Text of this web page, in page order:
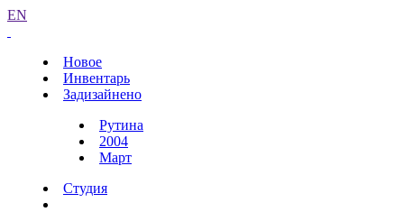
EN
Новое
Инвентарь
Задизайнено
Рутина
2004
Март
Студия